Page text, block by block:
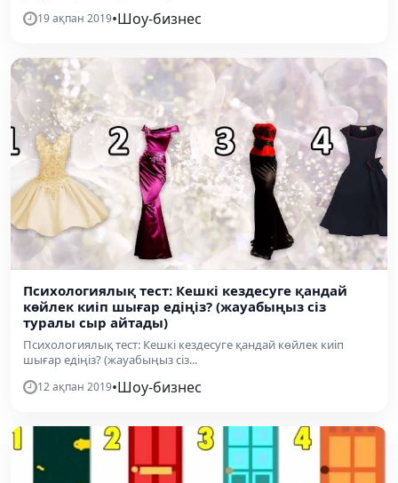
19 ақпан 2019•Шоу-бизнес
Психологиялық тест: Кешкі кездесуге қандай
көйлек киіп шығар едіңіз? (жауабыңыз сіз
туралы сыр айтады)
Психологиялық тест: Кешкі кездесуге қандай көйлек киіп
шығар едіңіз? (жауабыңыз сіз...
12 ақпан 2019•Шоу-бизнес